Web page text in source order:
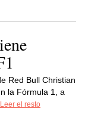
Red Bull Christian
la Fórmula 1, a
Leer el resto